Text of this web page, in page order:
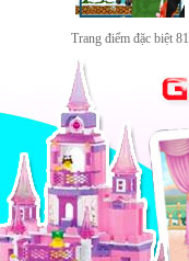
Trang điểm đặc biệt 81